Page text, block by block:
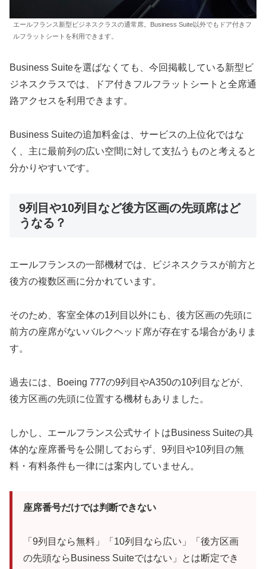
エールフランス新型ビジネスクラスの通常席。Business Suite以外でもドア付きフ
ルフラットシートを利用できます。
Business Suiteを選ばなくても、今回掲載している新型ビ
ジネスクラスでは、ドア付きフルフラットシートと全席通
路アクセスを利用できます。
Business Suiteの追加料金は、サービスの上位化ではな
く、主に最前列の広い空間に対して支払うものと考えると
分かりやすいです。
9列目や10列目など後方区画の先頭席はど
うなる？
エールフランスの一部機材では、ビジネスクラスが前方と
後方の複数区画に分かれています。
そのため、客室全体の1列目以外にも、後方区画の先頭に
前方の座席がないバルクヘッド席が存在する場合がありま
す。
過去には、Boeing 777の9列目やA350の10列目などが、
後方区画の先頭に位置する機材もありました。
しかし、エールフランス公式サイトはBusiness Suiteの具
体的な座席番号を公開しておらず、9列目や10列目の無
料・有料条件も一律には案内していません。
座席番号だけでは判断できない
「9列目なら無料」「10列目なら広い」「後方区画
の先頭ならBusiness Suiteではない」とは断定でき